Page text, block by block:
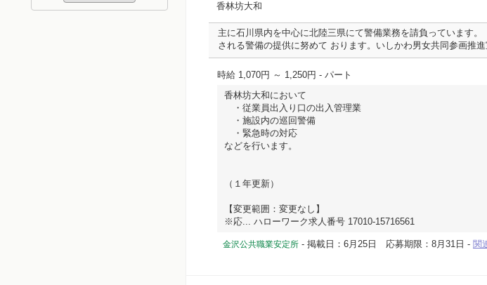
香林坊大和
主に石川県内を中心に北陸三県にて警備業務を請負っています
される警備の提供に努めて おります。いしかわ男女共同参画推進
時給 1,070円 ～ 1,250円 - パート
香林坊大和において
・従業員出入り口の出入管理業
・施設内の巡回警備
・緊急時の対応
などを行います。
（１年更新）
【変更範囲：変更なし】
※応... ハローワーク求人番号 17010-15716561
金沢公共職業安定所 - 掲載日：6月25日 応募期限：8月31日 - 関